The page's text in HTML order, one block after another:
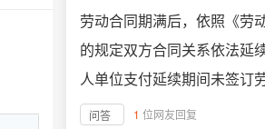
劳动合同期满后，依照《劳
的规定双方合同关系依法延
人单位支付延续期间未签订
问答 1 位网友回复